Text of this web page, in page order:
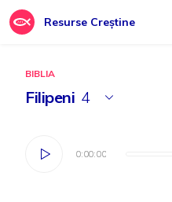
Resurse Creștine
BIBLIA
Filipeni 4
0:00:00
0:00:00